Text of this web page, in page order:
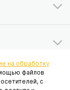
на обработку
файлов
с